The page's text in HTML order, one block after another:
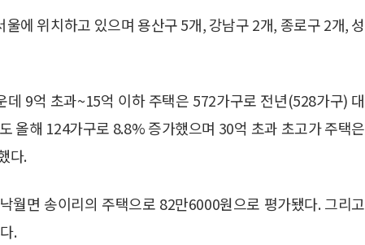
에 위치하고 있으며 용산구 5개, 강남구 2개, 종로구 2개, 성
9억 초과~15억 이하 주택은 572가구로 전년(528가구) 대
올해 124가구로 8.8% 증가했으며 30억 초과 초고가 주택은
다.
월면 송이리의 주택으로 82만6000원으로 평가됐다. 그리고
.